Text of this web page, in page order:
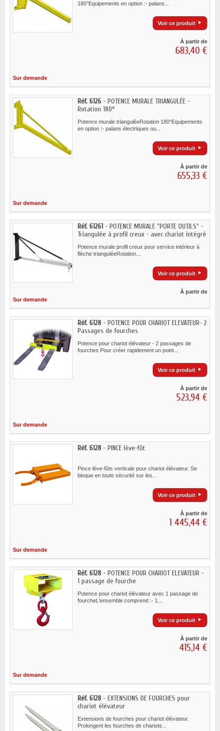
180°Equipements en option :- palans...
Voir ce produit
À partir de
683,40 €
Sur demande
Réf. 6126 - POTENCE MURALE TRIANGULÉE -
Rotation 180°
Potence murale trianguléeRotation 180°Equipements
en option :- palans électriques ou...
Voir ce produit
À partir de
655,33 €
Sur demande
Réf. 61261 - POTENCE MURALE "PORTE OUTILS" -
Triangulée à profil creux - avec chariot intégré
Potence murale profil creux pour service intérieur à
flèche trianguléeRotation...
Voir ce produit
À partir de
Sur demande
Réf. 6128 - POTENCE POUR CHARIOT ELEVATEUR- 2
Passages de fourches
Potence pour chariot élévateur - 2 passages de
fourches Pour créer rapidement un point...
Voir ce produit
À partir de
523,94 €
Sur demande
Réf. 6128 - PINCE lève-fût
Pince lève-fûts verticale pour chariot élévateur. Se
bloque en toute sécurité sur les...
Voir ce produit
À partir de
1 445,44 €
Sur demande
Réf. 6128 - POTENCE POUR CHARIOT ELEVATEUR -
1 passage de fourche
Potence pour chariot élévateur avec 1 passage de
fourcheL'ensemble comprend :- 1...
Voir ce produit
À partir de
415,14 €
Sur demande
Réf. 6128 - EXTENSIONS DE FOURCHES pour
chariot élévateur
Extensions de fourches pour chariot élévateur.
Prolongent les fourches de chariots...